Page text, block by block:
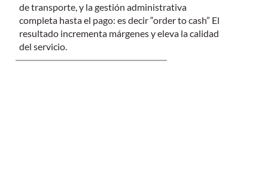
de transporte, y la gestión administrativa
completa hasta el pago: es decir “order to cash” El
resultado incrementa márgenes y eleva la calidad
del servicio.